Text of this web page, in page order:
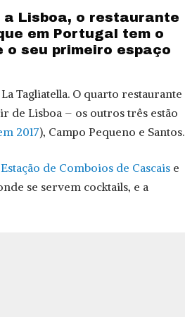
Lisboa, o restaurante
em Portugal tem o
o seu primeiro espaço
Tagliatella. O quarto restaurante
de Lisboa – os outros três estão
2017), Campo Pequeno e Santos.
de Comboios de Cascais e
se servem cocktails, e a